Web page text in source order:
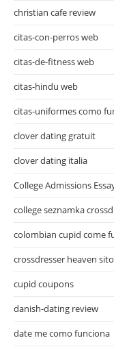
christian cafe review
citas-con-perros web
citas-de-fitness web
citas-hindu web
citas-uniformes como
clover dating gratuit
clover dating italia
College Admissions
college seznamka
colombian cupid come
crossdresser heaven
cupid coupons
danish-dating review
date me como funciona